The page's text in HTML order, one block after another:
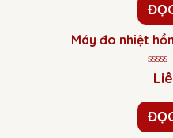
5
sao
Máy đo nhiệt
Được
xếp
0
5
sao